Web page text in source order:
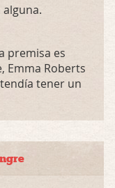
premisa es
Emma Roberts
tener un